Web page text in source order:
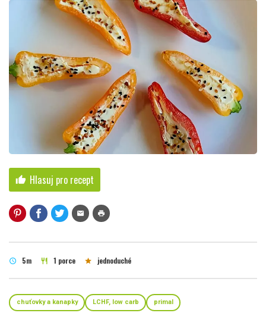
thumb_up Hlasuj pro recept
mail print
schedule 5m restaurant 1 porce star jednoduché
chuťovky a kanapky LCHF, low carb primal